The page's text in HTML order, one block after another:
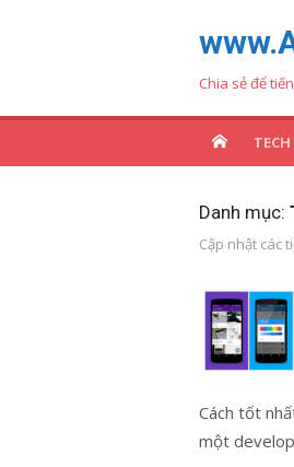
Chia sẻ để
TECH
Danh mục:
Cập nhật các
Cách tốt
một